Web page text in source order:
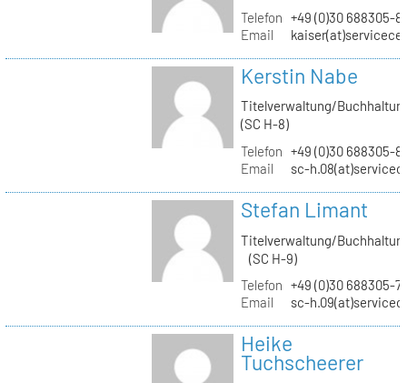
Telefon +49 (0)30 688305-
Email
Kerstin Nabe
Titelverwaltung/
(SC H-8)
Telefon +49 (0)30 688305-
Email
sc-
Stefan Limant
Titelverwaltung/
(SC H-9)
Telefon +49 (0)30 688305-
Email
sc-
Heike
Tuchscheerer